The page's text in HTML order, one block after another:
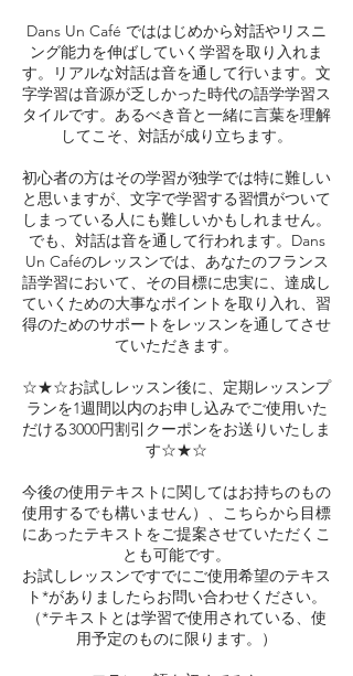
Dans Un Café でははじめから対話やリスニ
ング能力を伸ばしていく学習を取り入れま
す。リアルな対話は音を通して行います。文
字学習は音源が乏しかった時代の語学学習ス
タイルです。あるべき音と一緒に言葉を理解
してこそ、対話が成り立ちます。
初心者の方はその学習が独学では特に難しい
と思いますが、文字で学習する習慣がついて
しまっている人にも難しいかもしれません。
でも、対話は音を通して行われます。Dans
Un Caféのレッスンでは、あなたのフランス
語学習において、その目標に忠実に、達成し
ていくための大事なポイントを取り入れ、習
得のためのサポートをレッスンを通してさせ
ていただきます。
☆★☆お試しレッスン後に、定期レッスンプ
ランを1週間以内のお申し込みでご使用いた
だける3000円割引クーポンをお送りいたしま
す☆★☆
今後の使用テキストに関してはお持ちのもの
使用するでも構いません）、こちらから目標
にあったテキストをご提案させていただくこ
とも可能です。
お試しレッスンですでにご使用希望のテキス
ト*がありましたらお問い合わせください。
（*テキストとは学習で使用されている、使
用予定のものに限ります。）